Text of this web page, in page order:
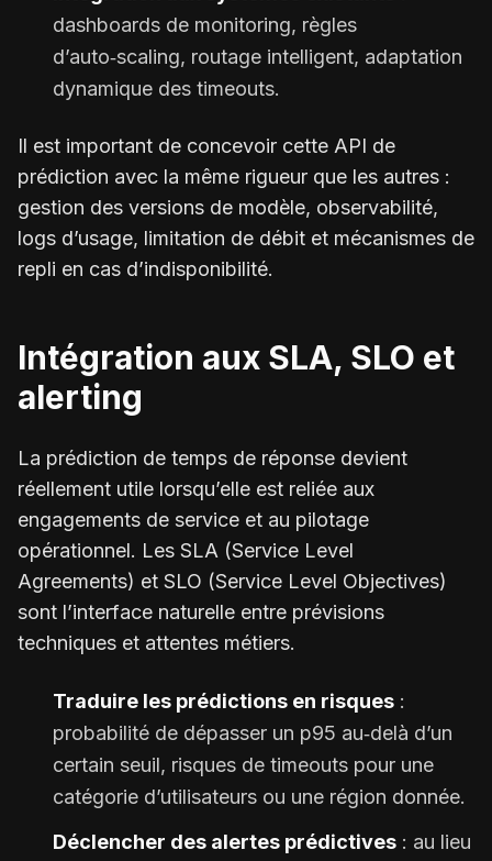
dashboards de monitoring, règles
d’auto‑scaling, routage intelligent, adaptation
dynamique des timeouts.
Il est important de concevoir cette API de
prédiction avec la même rigueur que les autres :
gestion des versions de modèle, observabilité,
logs d’usage, limitation de débit et mécanismes de
repli en cas d’indisponibilité.
Intégration aux SLA, SLO et
alerting
La prédiction de temps de réponse devient
réellement utile lorsqu’elle est reliée aux
engagements de service et au pilotage
opérationnel. Les SLA (Service Level
Agreements) et SLO (Service Level Objectives)
sont l’interface naturelle entre prévisions
techniques et attentes métiers.
Traduire les prédictions en risques :
probabilité de dépasser un p95 au‑delà d’un
certain seuil, risques de timeouts pour une
catégorie d’utilisateurs ou une région donnée.
Déclencher des alertes prédictives : au lieu